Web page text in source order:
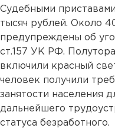
Судебными
тысяч рублей. Около
предупреждены об
ст.157 УК РФ.
включили красный
человек получили
занятости населения
дальнейшего
статуса безработного.